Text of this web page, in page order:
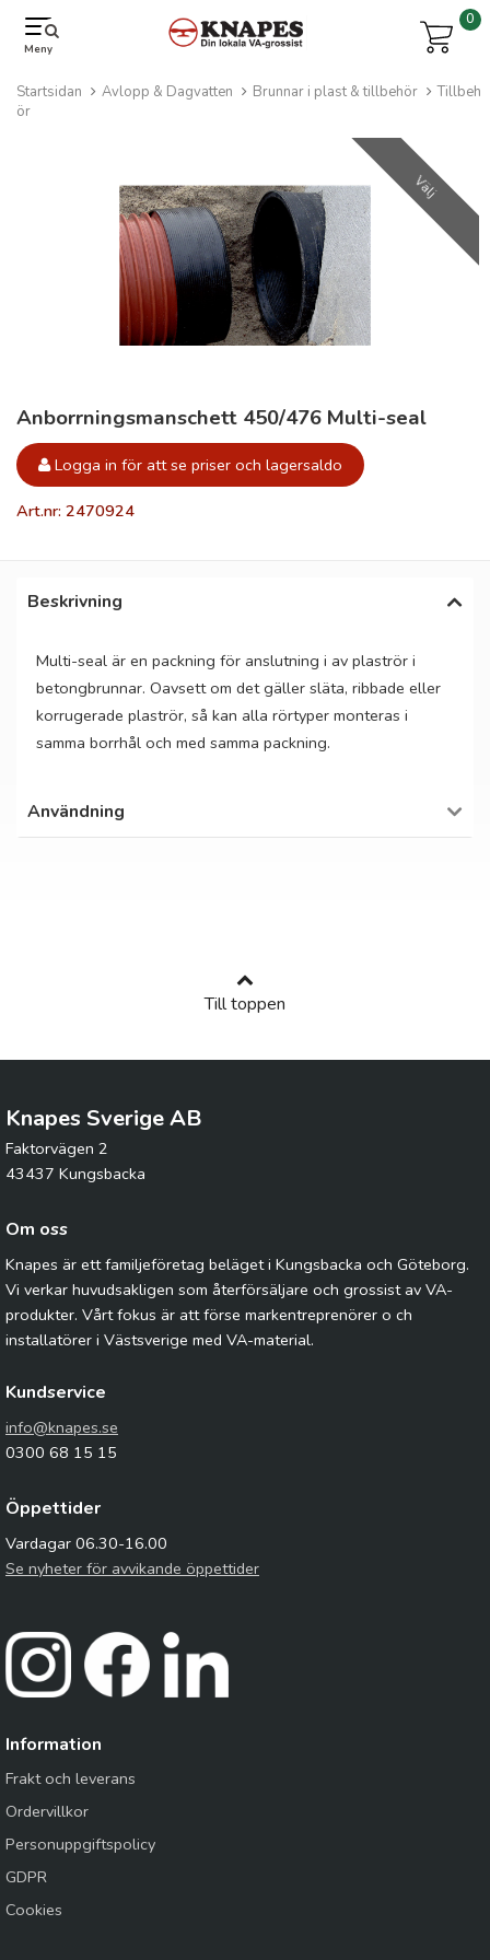
Meny
0
Startsidan Avlopp & Dagvatten Brunnar i plast & tillbehör
Tillbeh
ör
Välj
Anborrningsmanschett 450/476 Multi-seal
Logga in för att se priser och lagersaldo
Art.nr: 2470924
Beskrivning
Multi-seal är en packning för anslutning i av plaströr i
betongbrunnar. Oavsett om det gäller släta, ribbade eller
korrugerade plaströr, så kan alla rörtyper monteras i
samma borrhål och med samma packning.
Användning
Till toppen
Knapes Sverige AB
Faktorvägen 2
43437 Kungsbacka
Om oss
Knapes är ett familjeföretag beläget i Kungsbacka och Göteborg.
Vi verkar huvudsakligen som återförsäljare och grossist av VA-
produkter. Vårt fokus är att förse markentreprenörer o ch
installatörer i Västsverige med VA-material.
Kundservice
info@knapes.se
0300 68 15 15
Öppettider
Vardagar 06.30-16.00
Se nyheter för avvikande öppettider
Information
Frakt och leverans
Ordervillkor
Personuppgiftspolicy
GDPR
Cookies